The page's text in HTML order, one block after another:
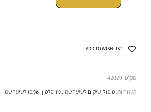
ADD TO WISHLIST
מק"ט: 42079
קטגוריות: טיפול ושיקום לשיער שמן, מון פלטין, שמפו לשיער שמן